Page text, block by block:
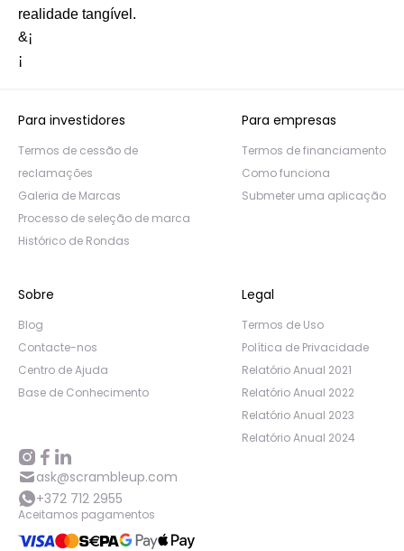
realidade tangível.
&¡
¡
Para investidores
Termos de cessão de
reclamações
Galeria de Marcas
Processo de seleção de marca
Histórico de Rondas
Para empresas
Termos de financiamento
Como funciona
Submeter uma aplicação
Sobre
Blog
Contacte-nos
Centro de Ajuda
Base de Conhecimento
Legal
Termos de Uso
Política de Privacidade
Relatório Anual 2021
Relatório Anual 2022
Relatório Anual 2023
Relatório Anual 2024
ask@scrambleup.com
+372 712 2955
Aceitamos pagamentos